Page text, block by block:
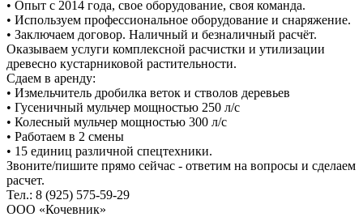
• Опыт с 2014 года, свое оборудование, своя команда.
• Используем профессиональное оборудование и снаряжение.
• Заключаем договор. Наличный и безналичный расчёт.
Оказываем услуги комплексной расчистки и утилизации
древесно кустарниковой растительности.
Сдаем в аренду:
• Измельчитель дробилка веток и стволов деревьев
• Гусеничный мульчер мощностью 250 л/с
• Колесный мульчер мощностью 300 л/с
• Работаем в 2 смены
• 15 единиц различной спецтехники.
Звоните/пишите прямо сейчас - ответим на вопросы и сделаем
расчет.
Тел.: 8 (925) 575-59-29
ООО «Кочевник»